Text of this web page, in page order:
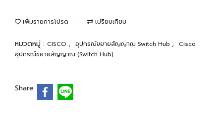
เพิ่มรายการโปรด เปรียบเทียบ
หมวดหมู่ : CISCO , อุปกรณ์ขยายสัญญาณ Switch Hub ,
Cisco
อุปกรณ์ขยายสัญญาณ (Switch Hub)
Share